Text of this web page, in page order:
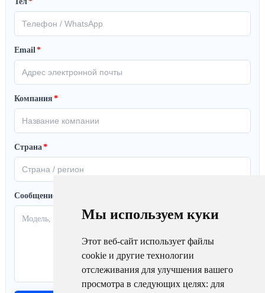
Мы используем куки
Этот веб-сайт использует файлы
cookie и другие технологии
отслеживания для улучшения вашего
просмотра в следующих целях: для
Email *
Компания *
Страна*
Сообщение